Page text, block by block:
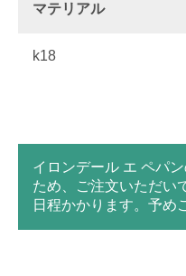
マテリアル
k18
イロンデール エ ペパ
ため、ご注文いただい
日程かかります。予め